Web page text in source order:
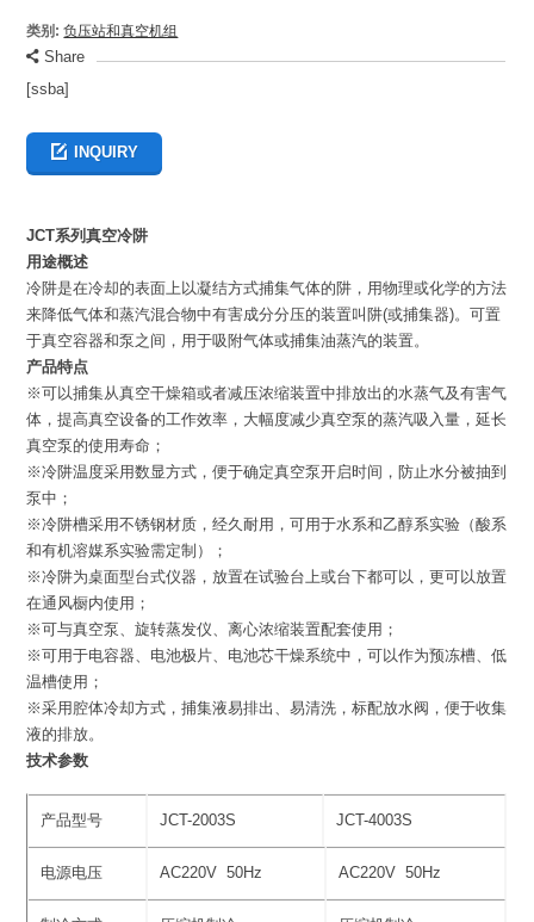
类别: 负压站和真空机组
Share
[ssba]
INQUIRY
JCT系列真空冷阱
用途概述
冷阱是在冷却的表面上以凝结方式捕集气体的阱，用物理或化学的方法
来降低气体和蒸汽混合物中有害成分分压的装置叫阱(或捕集器)。可置
于真空容器和泵之间，用于吸附气体或捕集油蒸汽的装置。
产品特点
※可以捕集从真空干燥箱或者减压浓缩装置中排放出的水蒸气及有害气
体，提高真空设备的工作效率，大幅度减少真空泵的蒸汽吸入量，延长
真空泵的使用寿命；
※冷阱温度采用数显方式，便于确定真空泵开启时间，防止水分被抽到
泵中；
※冷阱槽采用不锈钢材质，经久耐用，可用于水系和乙醇系实验（酸系
和有机溶媒系实验需定制）；
※冷阱为桌面型台式仪器，放置在试验台上或台下都可以，更可以放置
在通风橱内使用；
※可与真空泵、旋转蒸发仪、离心浓缩装置配套使用；
※可用于电容器、电池极片、电池芯干燥系统中，可以作为预冻槽、低
温槽使用；
※采用腔体冷却方式，捕集液易排出、易清洗，标配放水阀，便于收集
液的排放。
技术参数
产品型号 JCT-2003S JCT-4003S
电源电压 AC220V 50Hz AC220V 50Hz